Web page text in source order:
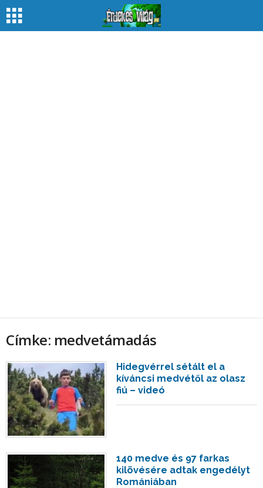
Címke: medvetámadás
Hidegvérrel sétált el a
kíváncsi medvétől az olasz
fiú – videó
140 medve és 97 farkas
kilövésére adtak engedélyt
Romániában